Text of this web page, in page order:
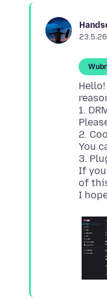
23.5.26
1.
2.
You
3.
If
of